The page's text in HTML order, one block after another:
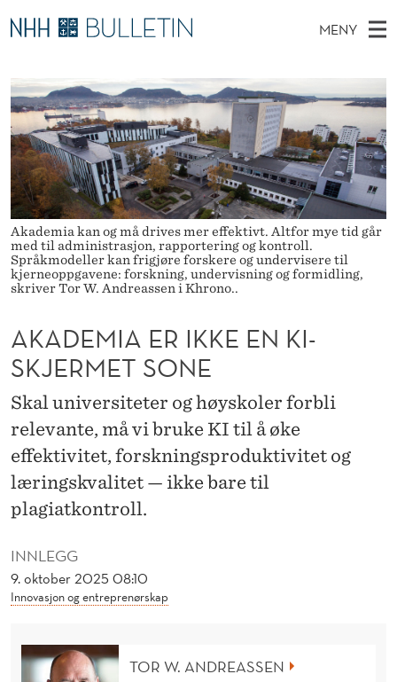
A
K
A
D
E
M
A
E
K
K
E
E
N
MENY
O
V
E
D
M
E
N
Y
Ø
K
I
N
E
T
T
S
T
E
D
E
T
Stipendiater og nye forskerprofiler
Disputaser
Ekspertutvalg
Om Bulletin
Akademia kan og må drives mer effektivt. Altfor mye tid går
med til administrasjon, rapportering og kontroll.
Språkmodeller kan frigjøre forskere og undervisere til
kjerneoppgavene: forskning, undervisning og formidling,
skriver Tor W. Andreassen i Khrono..
INNLEGG
9. oktober 2025 08:10
Innovasjon og entreprenørskap
AKADEMIA ER IKKE EN KI-
SKJERMET SONE
Skal universiteter og høyskoler forbli
relevante, må vi bruke KI til å øke
effektivitet, forskningsproduktivitet og
læringskvalitet — ikke bare til
plagiatkontroll.
TOR W. ANDREASSEN